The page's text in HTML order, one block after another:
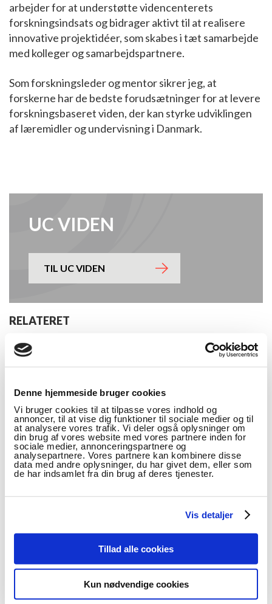
Denne hjemmeside bruger cookies
Vi bruger cookies til at tilpasse vores indhold og
annoncer, til at vise dig funktioner til sociale medier og til
at analysere vores trafik. Vi deler også oplysninger om
din brug af vores website med vores partnere inden for
sociale medier, annonceringspartnere og
analysepartnere. Vores partnere kan kombinere disse
data med andre oplysninger, du har givet dem, eller som
de har indsamlet fra din brug af deres tjenester.
Vis detaljer
Tillad alle cookies
Kun nødvendige cookies
arbejder for at understøtte videncenterets
forskningsindsats og bidrager aktivt til at realisere
innovative projektidéer, som skabes i tæt samarbejde
med kolleger og samarbejdspartnere.
Som forskningsleder og mentor sikrer jeg, at
forskerne har de bedste forudsætninger for at levere
forskningsbaseret viden, der kan styrke udviklingen
af læremidler og undervisning i Danmark.
UC VIDEN
TIL UC VIDEN
RELATERET
Teknologiforståelse
Uddannelse 4.0
Se alle
Nyt forskningsnetværk om Uddannelse 4.0
Se alle